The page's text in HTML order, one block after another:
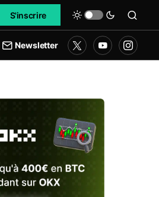
S'inscrire
Newsletter